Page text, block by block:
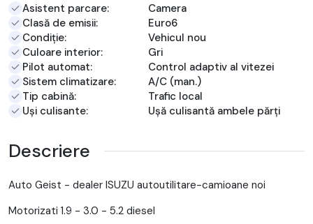
Asistent parcare:
Camera
Clasă de emisii:
Euro6
Condiție:
Vehicul nou
Culoare interior:
Gri
Pilot automat:
Control adaptiv al vitezei
Sistem climatizare:
A/C (man.)
Tip cabină:
Trafic local
Uși culisante:
Ușă culisantă ambele părți
Descriere
Auto Geist - dealer ISUZU autoutilitare-camioane noi
Motorizati 1.9 - 3.0 - 5.2 diesel